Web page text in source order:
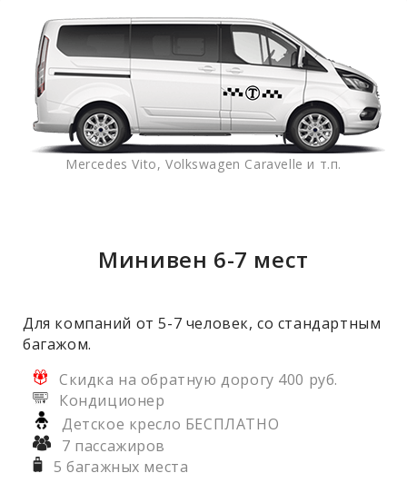
Mercedes Vito, Volkswagen Caravelle и т.п.
Минивен 6-7 мест
Для компаний от 5-7 человек, со стандартным
багажом.
Скидка на обратную дорогу 400 руб.
Кондиционер
Детское кресло БЕСПЛАТНО
7 пассажиров
5 багажных места